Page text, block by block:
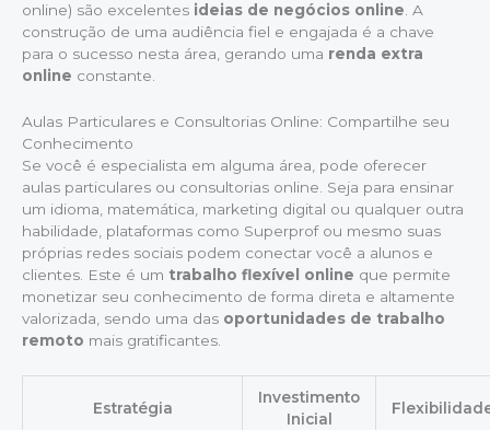
online) são excelentes ideias de negócios online. A
construção de uma audiência fiel e engajada é a chave
para o sucesso nesta área, gerando uma renda extra
online constante.
Aulas Particulares e Consultorias Online: Compartilhe seu
Conhecimento
Se você é especialista em alguma área, pode oferecer
aulas particulares ou consultorias online. Seja para ensinar
um idioma, matemática, marketing digital ou qualquer outra
habilidade, plataformas como Superprof ou mesmo suas
próprias redes sociais podem conectar você a alunos e
clientes. Este é um trabalho flexível online que permite
monetizar seu conhecimento de forma direta e altamente
valorizada, sendo uma das oportunidades de trabalho
remoto mais gratificantes.
Estratégia
Investimento
Inicial